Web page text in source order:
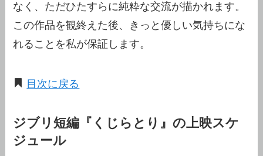
なく、ただひたすらに純粋な交流が描かれます。
この作品を観終えた後、きっと優しい気持ちにな
れることを私が保証します。
目次に戻る
ジブリ短編『くじらとり』の上映スケ
ジュール